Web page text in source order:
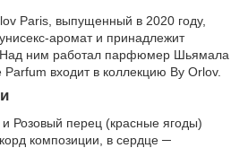
Paris, выпущенный в 2020 году,
аромат и принадлежит
Над ним работал парфюмер Шьямала
входит в коллекцию By Orlov.
Розовый перец (красные ягоды)
композиции, в сердце ─